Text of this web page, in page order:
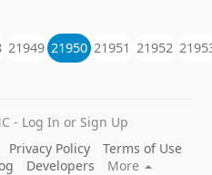
21949 21950 21951 21952
- Log In or Sign Up
Privacy Policy
Terms of Use
Developers
More